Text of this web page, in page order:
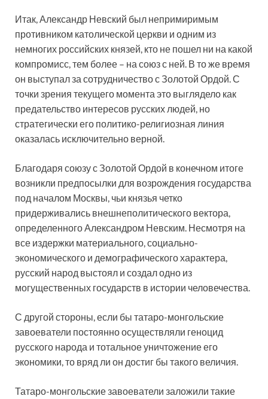
Итак, Александр Невский был непримиримым
противником католической церкви и одним из
немногих российских князей, кто не пошел ни на какой
компромисс, тем более – на союз с ней. В то же время
он выступал за сотрудничество с Золотой Ордой. С
точки зрения текущего момента это выглядело как
предательство интересов русских людей, но
стратегически его политико-религиозная линия
оказалась исключительно верной.
Благодаря союзу с Золотой Ордой в конечном итоге
возникли предпосылки для возрождения государства
под началом Москвы, чьи князья четко
придерживались внешнеполитического вектора,
определенного Александром Невским. Несмотря на
все издержки материального, социально-
экономического и демографического характера,
русский народ выстоял и создал одно из
могущественных государств в истории человечества.
С другой стороны, если бы татаро-монгольские
завоеватели постоянно осуществляли геноцид
русского народа и тотальное уничтожение его
экономики, то вряд ли он достиг бы такого величия.
Татаро-монгольские завоеватели заложили такие